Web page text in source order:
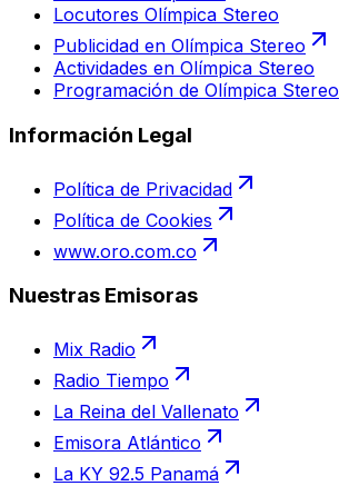
Locutores Olímpica Stereo
Publicidad en Olímpica Stereo
Actividades en Olímpica Stereo
Programación de Olímpica Stereo
Información Legal
Política de Privacidad
Política de Cookies
www.oro.com.co
Nuestras Emisoras
Mix Radio
Radio Tiempo
La Reina del Vallenato
Emisora Atlántico
La KY 92.5 Panamá